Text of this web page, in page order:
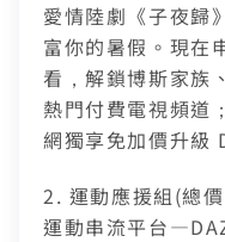
愛情陸劇《子夜歸
富你的暑假。現在
看，解鎖博斯家族
熱門付費電視頻道
網獨享免加價升級
2. 運動應援組(總
運動串流平台
如有任何問題請洽
訪
合作
如有任何問題請洽
智